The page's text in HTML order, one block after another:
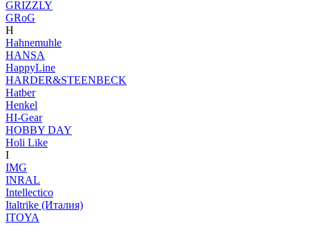
GRIZZLY
GRoG
H
Hahnemuhle
HANSA
HappyLine
HARDER&STEENBECK
Hatber
Henkel
HI-Gear
HOBBY DAY
Holi Like
I
IMG
INRAL
Intellectico
Italtrike (Италия)
ITOYA